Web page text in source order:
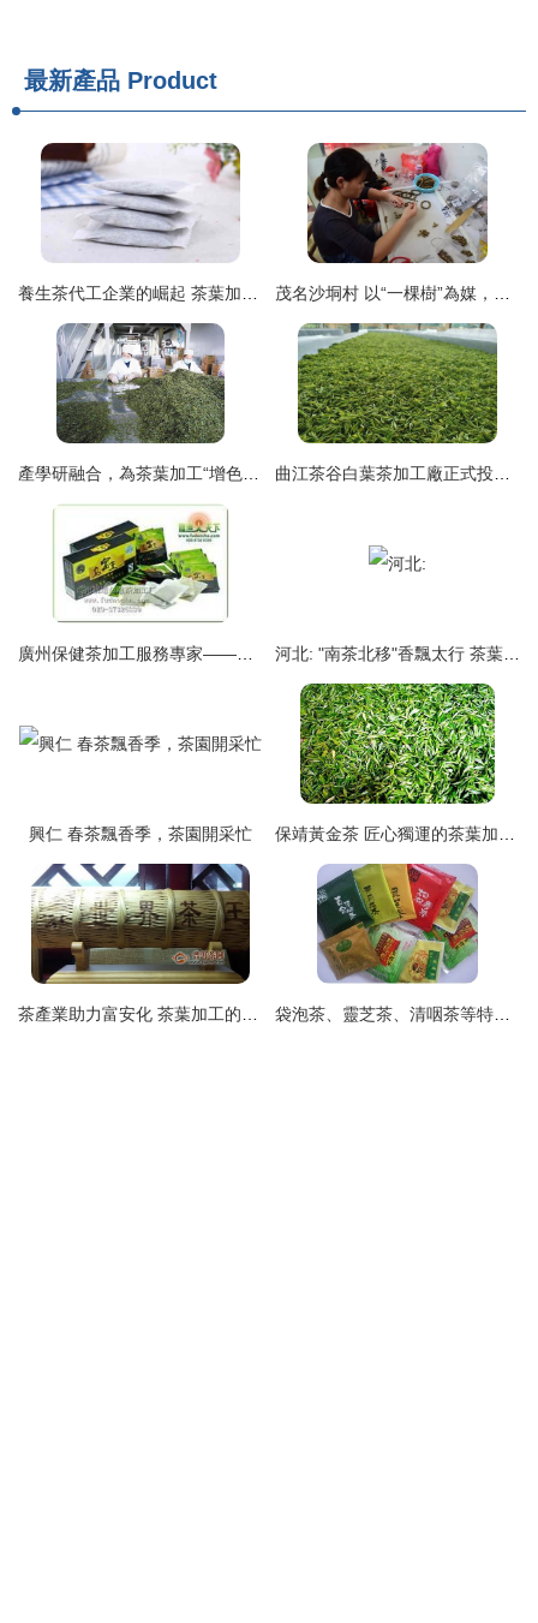
最新產品 Product
興仁 春茶飄香季，茶園開采忙